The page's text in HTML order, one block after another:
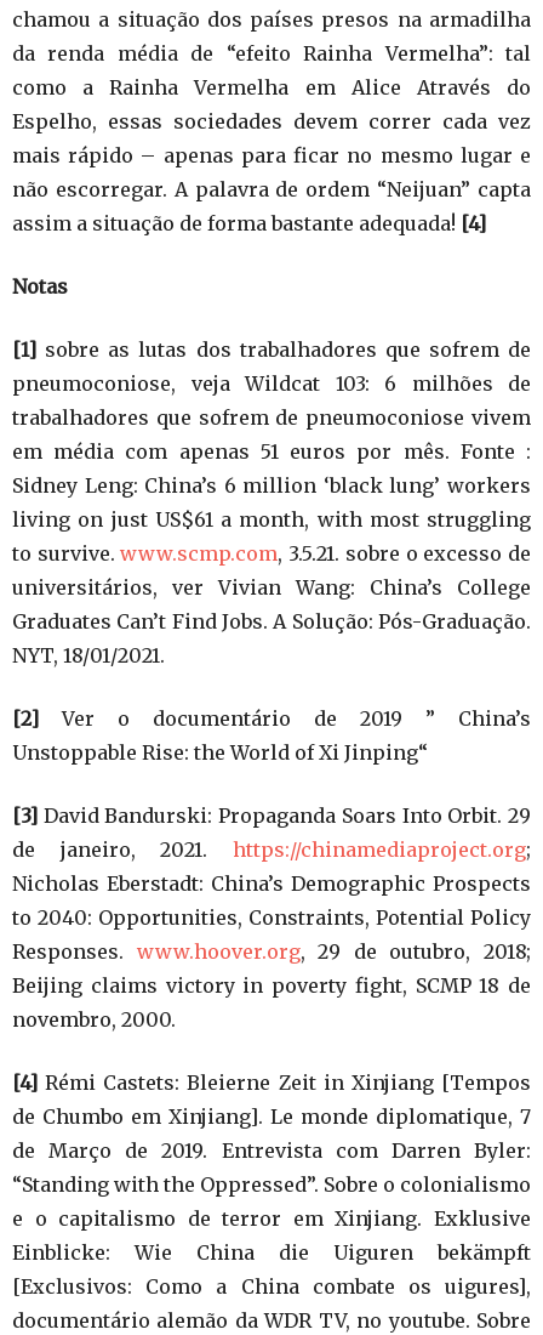
chamou a situação dos países presos na armadilha
da renda média de “efeito Rainha Vermelha”: tal
como a Rainha Vermelha em Alice Através do
Espelho, essas sociedades devem correr cada vez
mais rápido – apenas para ficar no mesmo lugar e
não escorregar. A palavra de ordem “Neijuan” capta
assim a situação de forma bastante adequada! [4]
Notas
[1] sobre as lutas dos trabalhadores que sofrem de
pneumoconiose, veja Wildcat 103: 6 milhões de
trabalhadores que sofrem de pneumoconiose vivem
em média com apenas 51 euros por mês. Fonte :
Sidney Leng: China’s 6 million ‘black lung’ workers
living on just US$61 a month, with most struggling
to survive.www.scmp.com, 3.5.21. sobre o excesso de
universitários, ver Vivian Wang: China’s College
Graduates Can’t Find Jobs. A Solução: Pós-Graduação.
NYT, 18/01/2021.
[2]
Ver o documentário de 2019 ” China’s
Unstoppable Rise: the World of Xi Jinping“
[3] David Bandurski: Propaganda Soars Into Orbit. 29
de janeiro, 2021. https://chinamediaproject.org;
Nicholas Eberstadt: China’s Demographic Prospects
to 2040: Opportunities, Constraints, Potential Policy
Responses. www.hoover.org, 29 de outubro, 2018;
Beijing claims victory in poverty fight, SCMP 18 de
novembro, 2000.
[4] Rémi Castets: Bleierne Zeit in Xinjiang [Tempos
de Chumbo em Xinjiang]. Le monde diplomatique, 7
de Março de 2019. Entrevista com Darren Byler:
“Standing with the Oppressed”. Sobre o colonialismo
e o capitalismo de terror em Xinjiang. Exklusive
Einblicke: Wie China die Uiguren bekämpft
[Exclusivos: Como a China combate os uigures],
documentário alemão da WDR TV, no youtube. Sobre